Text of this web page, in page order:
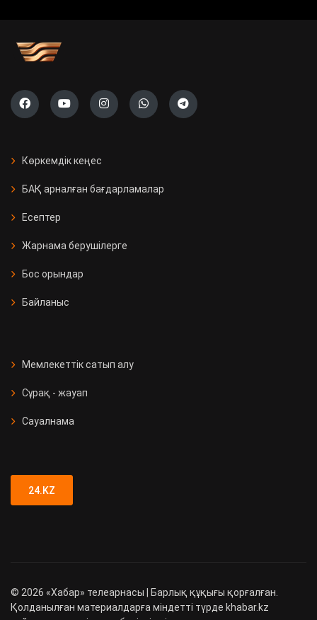
Көркемдік кеңес
БАҚ арналған бағдарламалар
Есептер
Жарнама берушілерге
Бос орындар
Байланыс
Мемлекеттік сатып алу
Сұрақ - жауап
Сауалнама
24.KZ
© 2026 «Хабар» телеарнасы | Барлық құқығы қорғалған.
Қолданылған материалдарға міндетті түрде khabar.kz